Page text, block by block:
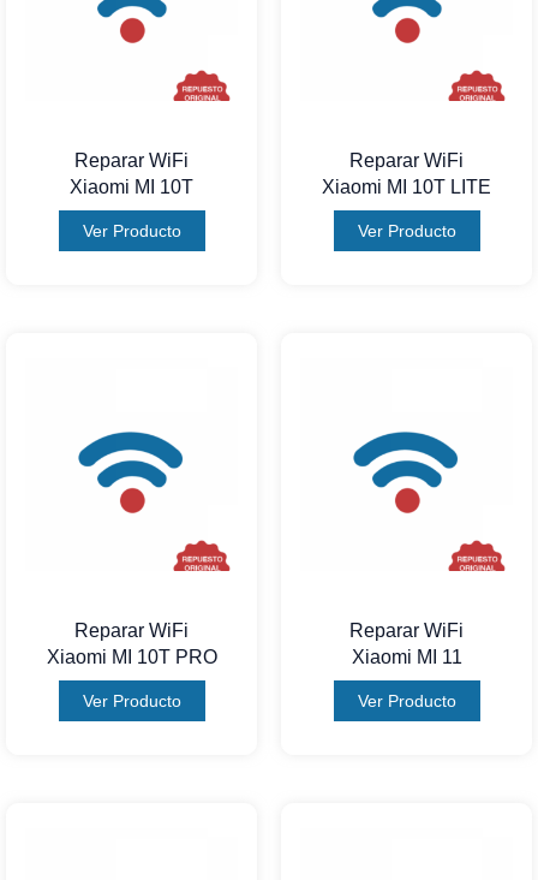
Reparar WiFi
Xiaomi MI 10T
Ver Producto
Reparar WiFi
Xiaomi MI 10T LITE
Ver Producto
Reparar WiFi
Xiaomi MI 10T PRO
Ver Producto
Reparar WiFi
Xiaomi MI 11
Ver Producto